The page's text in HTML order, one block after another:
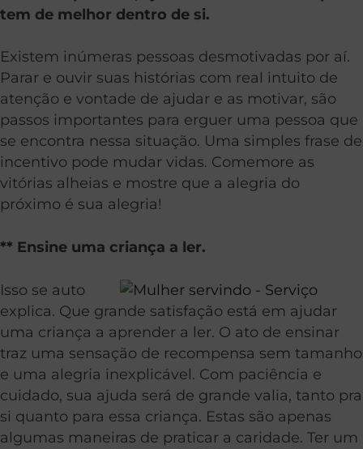
tem de melhor dentro de si.
Existem inúmeras pessoas desmotivadas por aí.
Parar e ouvir suas histórias com real intuito de
atenção e vontade de ajudar e as motivar, são
passos importantes para erguer uma pessoa que
se encontra nessa situação. Uma simples frase de
incentivo pode mudar vidas. Comemore as
vitórias alheias e mostre que a alegria do
próximo é sua alegria!
** Ensine uma criança a ler.
Isso se auto
explica. Que grande satisfação está em ajudar
uma criança a aprender a ler. O ato de ensinar
traz uma sensação de recompensa sem tamanho
e uma alegria inexplicável. Com paciência e
cuidado, sua ajuda será de grande valia, tanto pra
si quanto para essa criança. Estas são apenas
algumas maneiras de praticar a caridade. Ter um